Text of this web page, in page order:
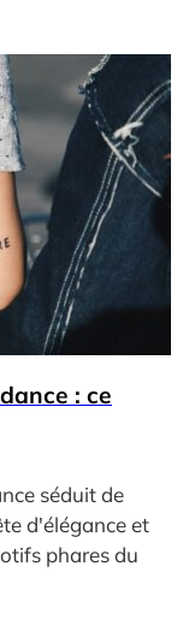
: ce
séduit de
d'élégance et
phares du